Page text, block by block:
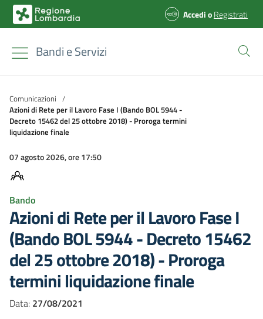
AccedioRegistrati
Bandi e Servizi
Comunicazioni /
Azioni di Rete per il Lavoro Fase I (Bando BOL 5944 -
Decreto 15462 del 25 ottobre 2018) - Proroga termini
liquidazione finale
07 agosto 2026, ore 17:50
Bando
Azioni di Rete per il Lavoro Fase I
(Bando BOL 5944 - Decreto 15462
del 25 ottobre 2018) - Proroga
termini liquidazione finale
Data: 27/08/2021